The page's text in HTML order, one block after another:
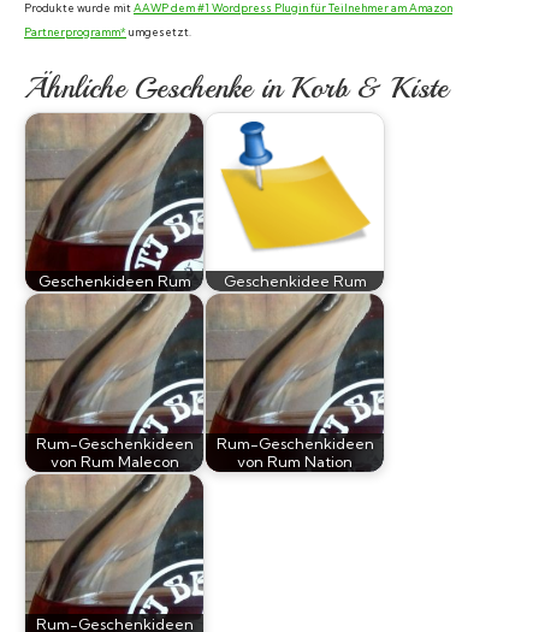
Produkte wurde mitAAWP dem #1 Wordpress Plugin für Teilnehmer am Amazon
Partnerprogramm*umgesetzt.
Ähnliche Geschenke in Korb & Kiste
Geschenkideen Rum Geschenkidee Rum
Rum-Geschenkideen
von Rum Malecon
Rum-Geschenkideen
von Rum Nation
Rum-Geschenkideen